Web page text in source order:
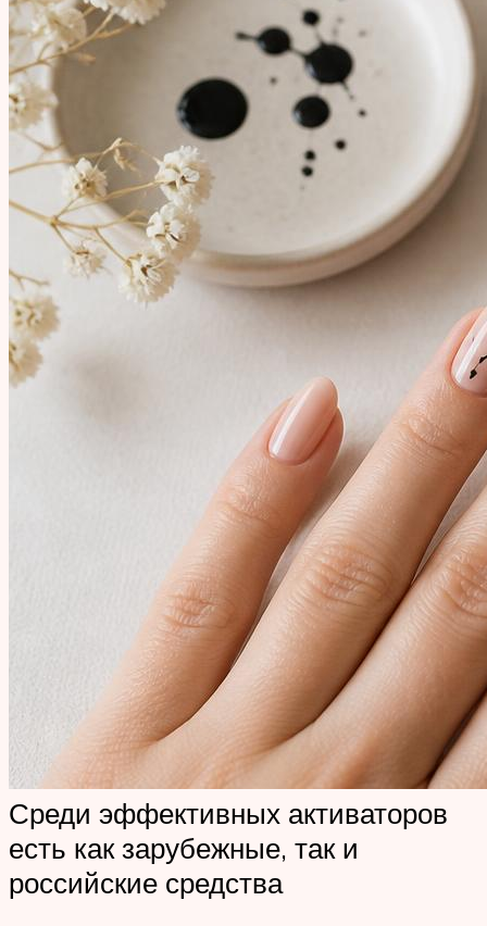
Среди эффективных активаторов
есть как зарубежные, так и
российские средства